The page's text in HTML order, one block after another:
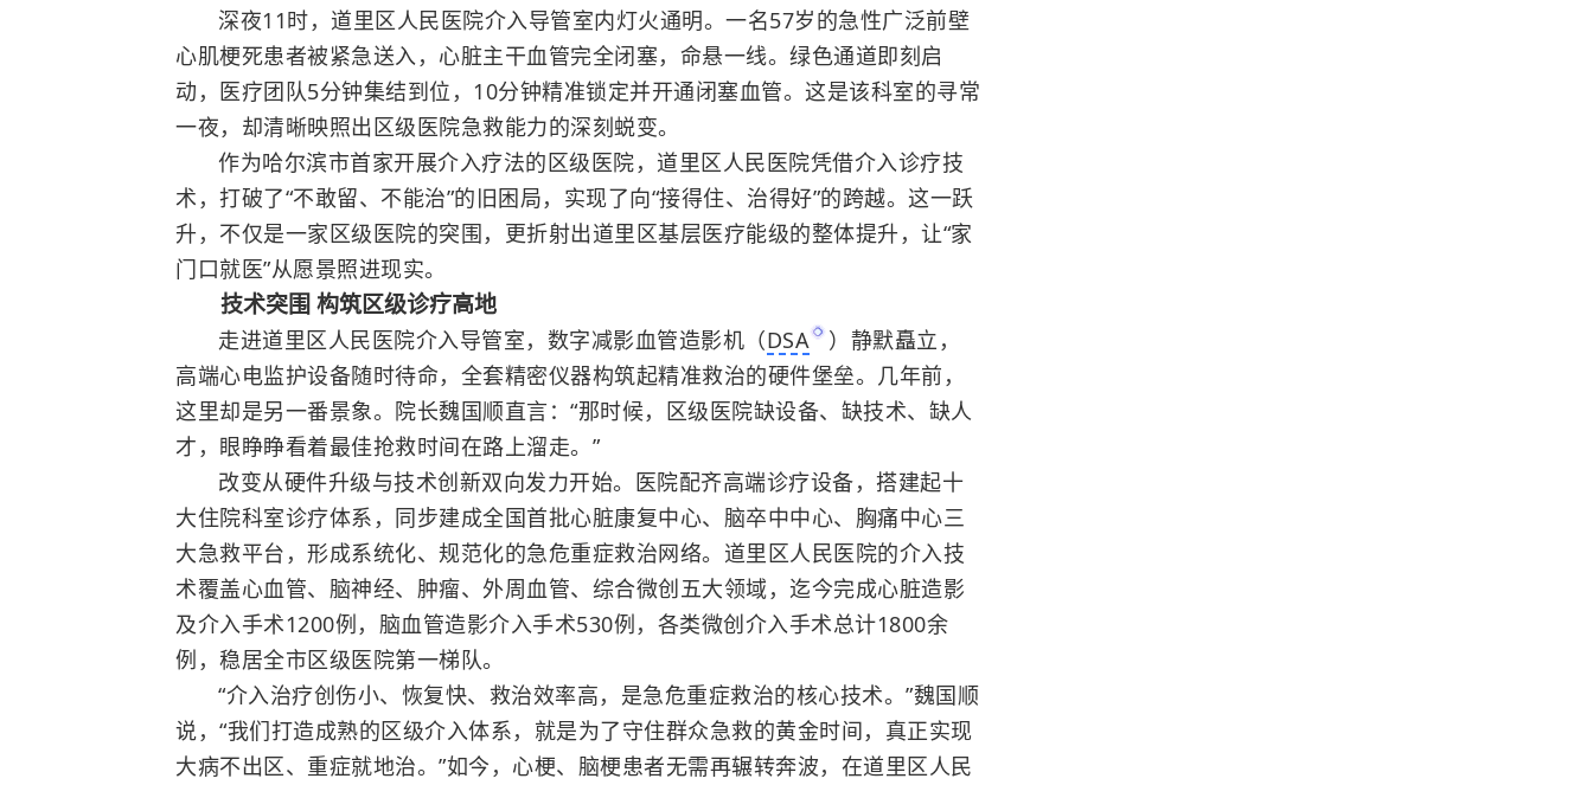
深夜11时，道里区人民医院介入导管室内灯火通明。一名57岁的急性广泛前壁
心肌梗死患者被紧急送入，心脏主干血管完全闭塞，命悬一线。绿色通道即刻启
动，医疗团队5分钟集结到位，10分钟精准锁定并开通闭塞血管。这是该科室的寻常
一夜，却清晰映照出区级医院急救能力的深刻蜕变。
作为哈尔滨市首家开展介入疗法的区级医院，道里区人民医院凭借介入诊疗技
术，打破了“不敢留、不能治”的旧困局，实现了向“接得住、治得好”的跨越。这一跃
升，不仅是一家区级医院的突围，更折射出道里区基层医疗能级的整体提升，让“家
门口就医”从愿景照进现实。
技术突围 构筑区级诊疗高地
走进道里区人民医院介入导管室，数字减影血管造影机（DSA
）静默矗立，
高端心电监护设备随时待命，全套精密仪器构筑起精准救治的硬件堡垒。几年前，
这里却是另一番景象。院长魏国顺直言：“那时候，区级医院缺设备、缺技术、缺人
才，眼睁睁看着最佳抢救时间在路上溜走。”
改变从硬件升级与技术创新双向发力开始。医院配齐高端诊疗设备，搭建起十
大住院科室诊疗体系，同步建成全国首批心脏康复中心、脑卒中中心、胸痛中心三
大急救平台，形成系统化、规范化的急危重症救治网络。道里区人民医院的介入技
术覆盖心血管、脑神经、 肿瘤、外周血管、综合微创五大领域，迄今完成心脏造影
及介入手术1200例，脑血管造影介入手术530例，各类微创介入手术总计1800余
例，稳居全市区级医院第一梯队。
“介入治疗创伤小、恢复快、救治效率高，是急危重症救治的核心技术。”魏国顺
说，“我们打造成熟的区级介入体系，就是为了守住群众急救的黄金时间，真正实现
大病不出区、重症就地治。”如今，心梗、脑梗患者无需再辗转奔波，在道里区人民